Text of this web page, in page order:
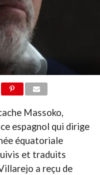
Massoko,
espagnol qui dirige
équatoriale
et traduits
a reçu de